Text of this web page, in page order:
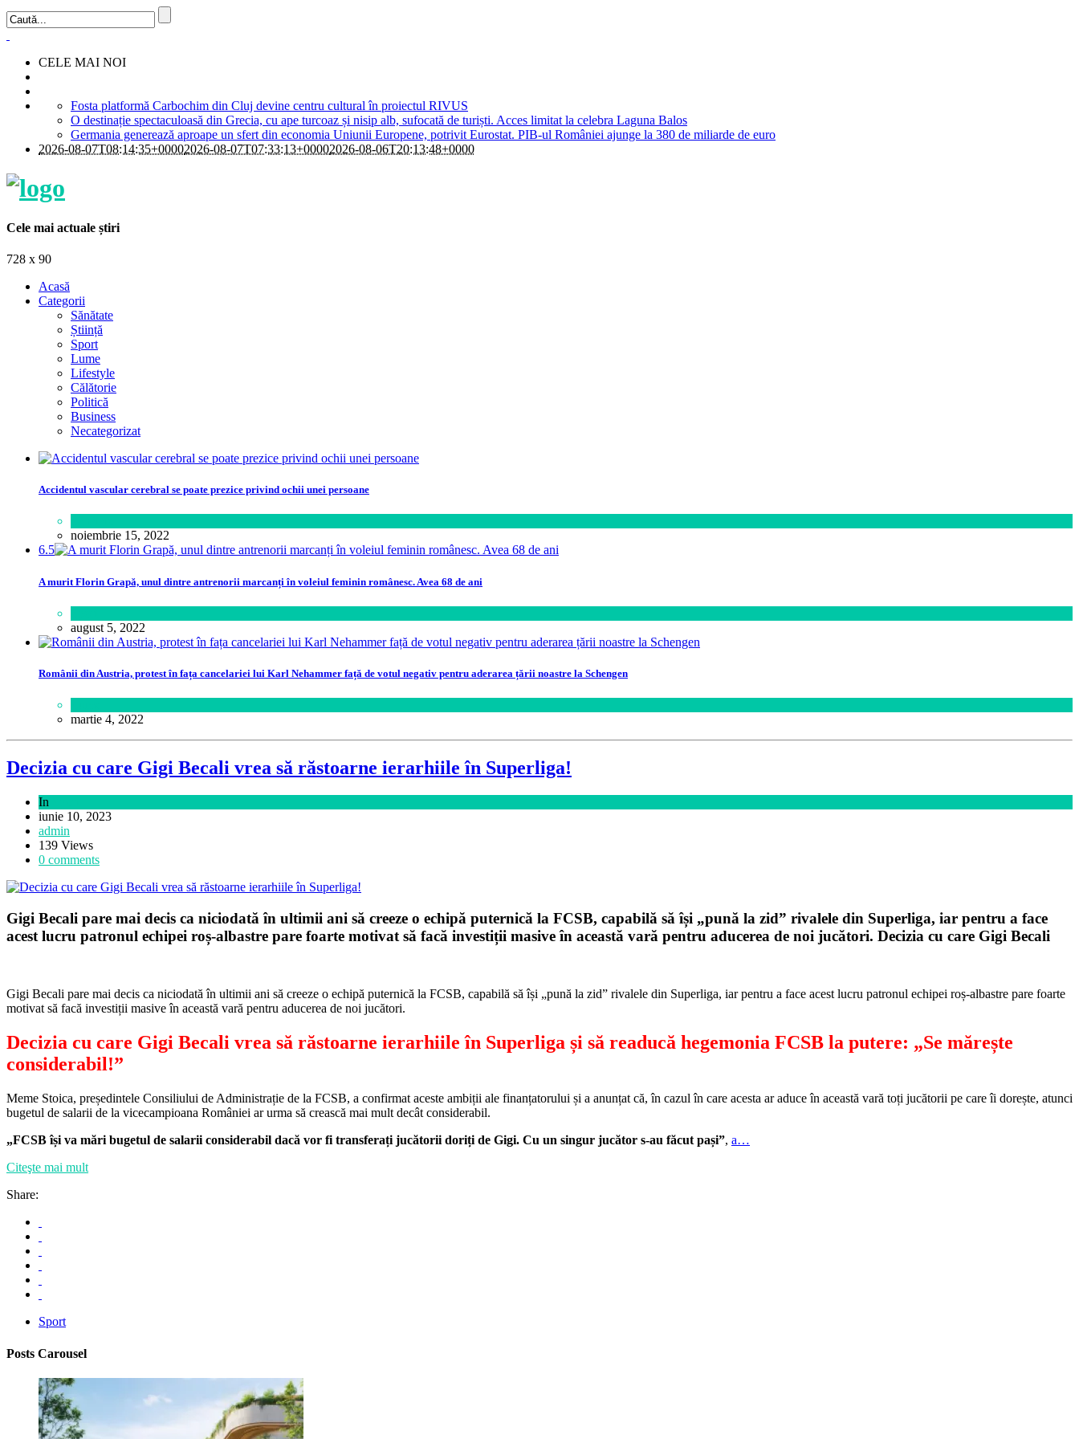
CELE MAI NOI
Fosta platformă Carbochim din Cluj devine centru cultural în proiectul RIVUS
O destinație spectaculoasă din Grecia, cu ape turcoaz și nisip alb, sufocată de turiști. Acces limitat la celebra Laguna Balos
Germania generează aproape un sfert din economia Uniunii Europene, potrivit Eurostat. PIB-ul României ajunge la 380 de miliarde de euro
2026-08-07T08:14:35+00002026-08-07T07:33:13+00002026-08-06T20:13:48+0000
Cele mai actuale știri
728 x 90
Acasă
Categorii
Sănătate
Știință
Sport
Lume
Lifestyle
Călătorie
Politică
Business
Necategorizat
Accidentul vascular cerebral se poate prezice privind ochii unei persoane
noiembrie 15, 2022
6.5
A murit Florin Grapă, unul dintre antrenorii marcanți în voleiul feminin românesc. Avea 68 de ani
august 5, 2022
Românii din Austria, protest în fața cancelariei lui Karl Nehammer față de votul negativ pentru aderarea țării noastre la Schengen
martie 4, 2022
Decizia cu care Gigi Becali vrea să răstoarne ierarhiile în Superliga!
In
iunie 10, 2023
admin
139 Views
0 comments
Gigi Becali pare mai decis ca niciodată în ultimii ani să creeze o echipă puternică la FCSB, capabilă să își „pună la zid” rivalele din Superliga, iar pentru a face
acest lucru patronul echipei roș-albastre pare foarte motivat să facă investiții masive în această vară pentru aducerea de noi jucători. Decizia cu care Gigi Becali
Gigi Becali pare mai decis ca niciodată în ultimii ani să creeze o echipă puternică la FCSB, capabilă să își „pună la zid” rivalele din Superliga, iar pentru a face acest lucru patronul echipei roș-albastre pare foarte
motivat să facă investiții masive în această vară pentru aducerea de noi jucători.
Decizia cu care Gigi Becali vrea să răstoarne ierarhiile în Superliga și să readucă hegemonia FCSB la putere: „Se mărește
considerabil!”
Meme Stoica, președintele Consiliului de Administrație de la FCSB, a confirmat aceste ambiții ale finanțatorului și a anunțat că, în cazul în care acesta ar aduce în această vară toți jucătorii pe care îi dorește, atunci
bugetul de salarii de la vicecampioana României ar urma să crească mai mult decât considerabil.
„FCSB își va mări bugetul de salarii considerabil dacă vor fi transferați jucătorii doriți de Gigi. Cu un singur jucător s-au făcut pași”, a…
Citeşte mai mult
Share:
Sport
Posts Carousel